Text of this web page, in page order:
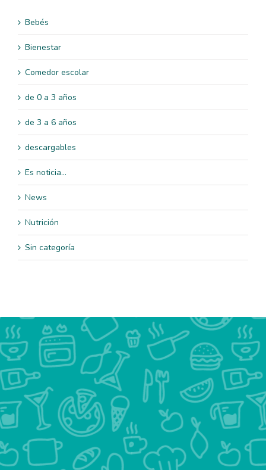
Bebés
Bienestar
Comedor escolar
de 0 a 3 años
de 3 a 6 años
descargables
Es noticia…
News
Nutrición
Sin categoría